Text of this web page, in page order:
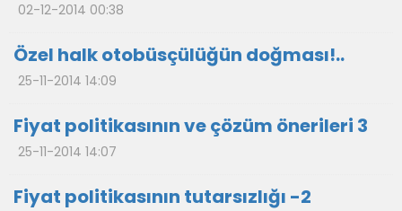
02-12-2014 00:38
Özel halk otobüsçülüğün doğması!..
25-11-2014 14:09
Fiyat politikasının ve çözüm önerileri 3
25-11-2014 14:07
Fiyat politikasının tutarsızlığı -2